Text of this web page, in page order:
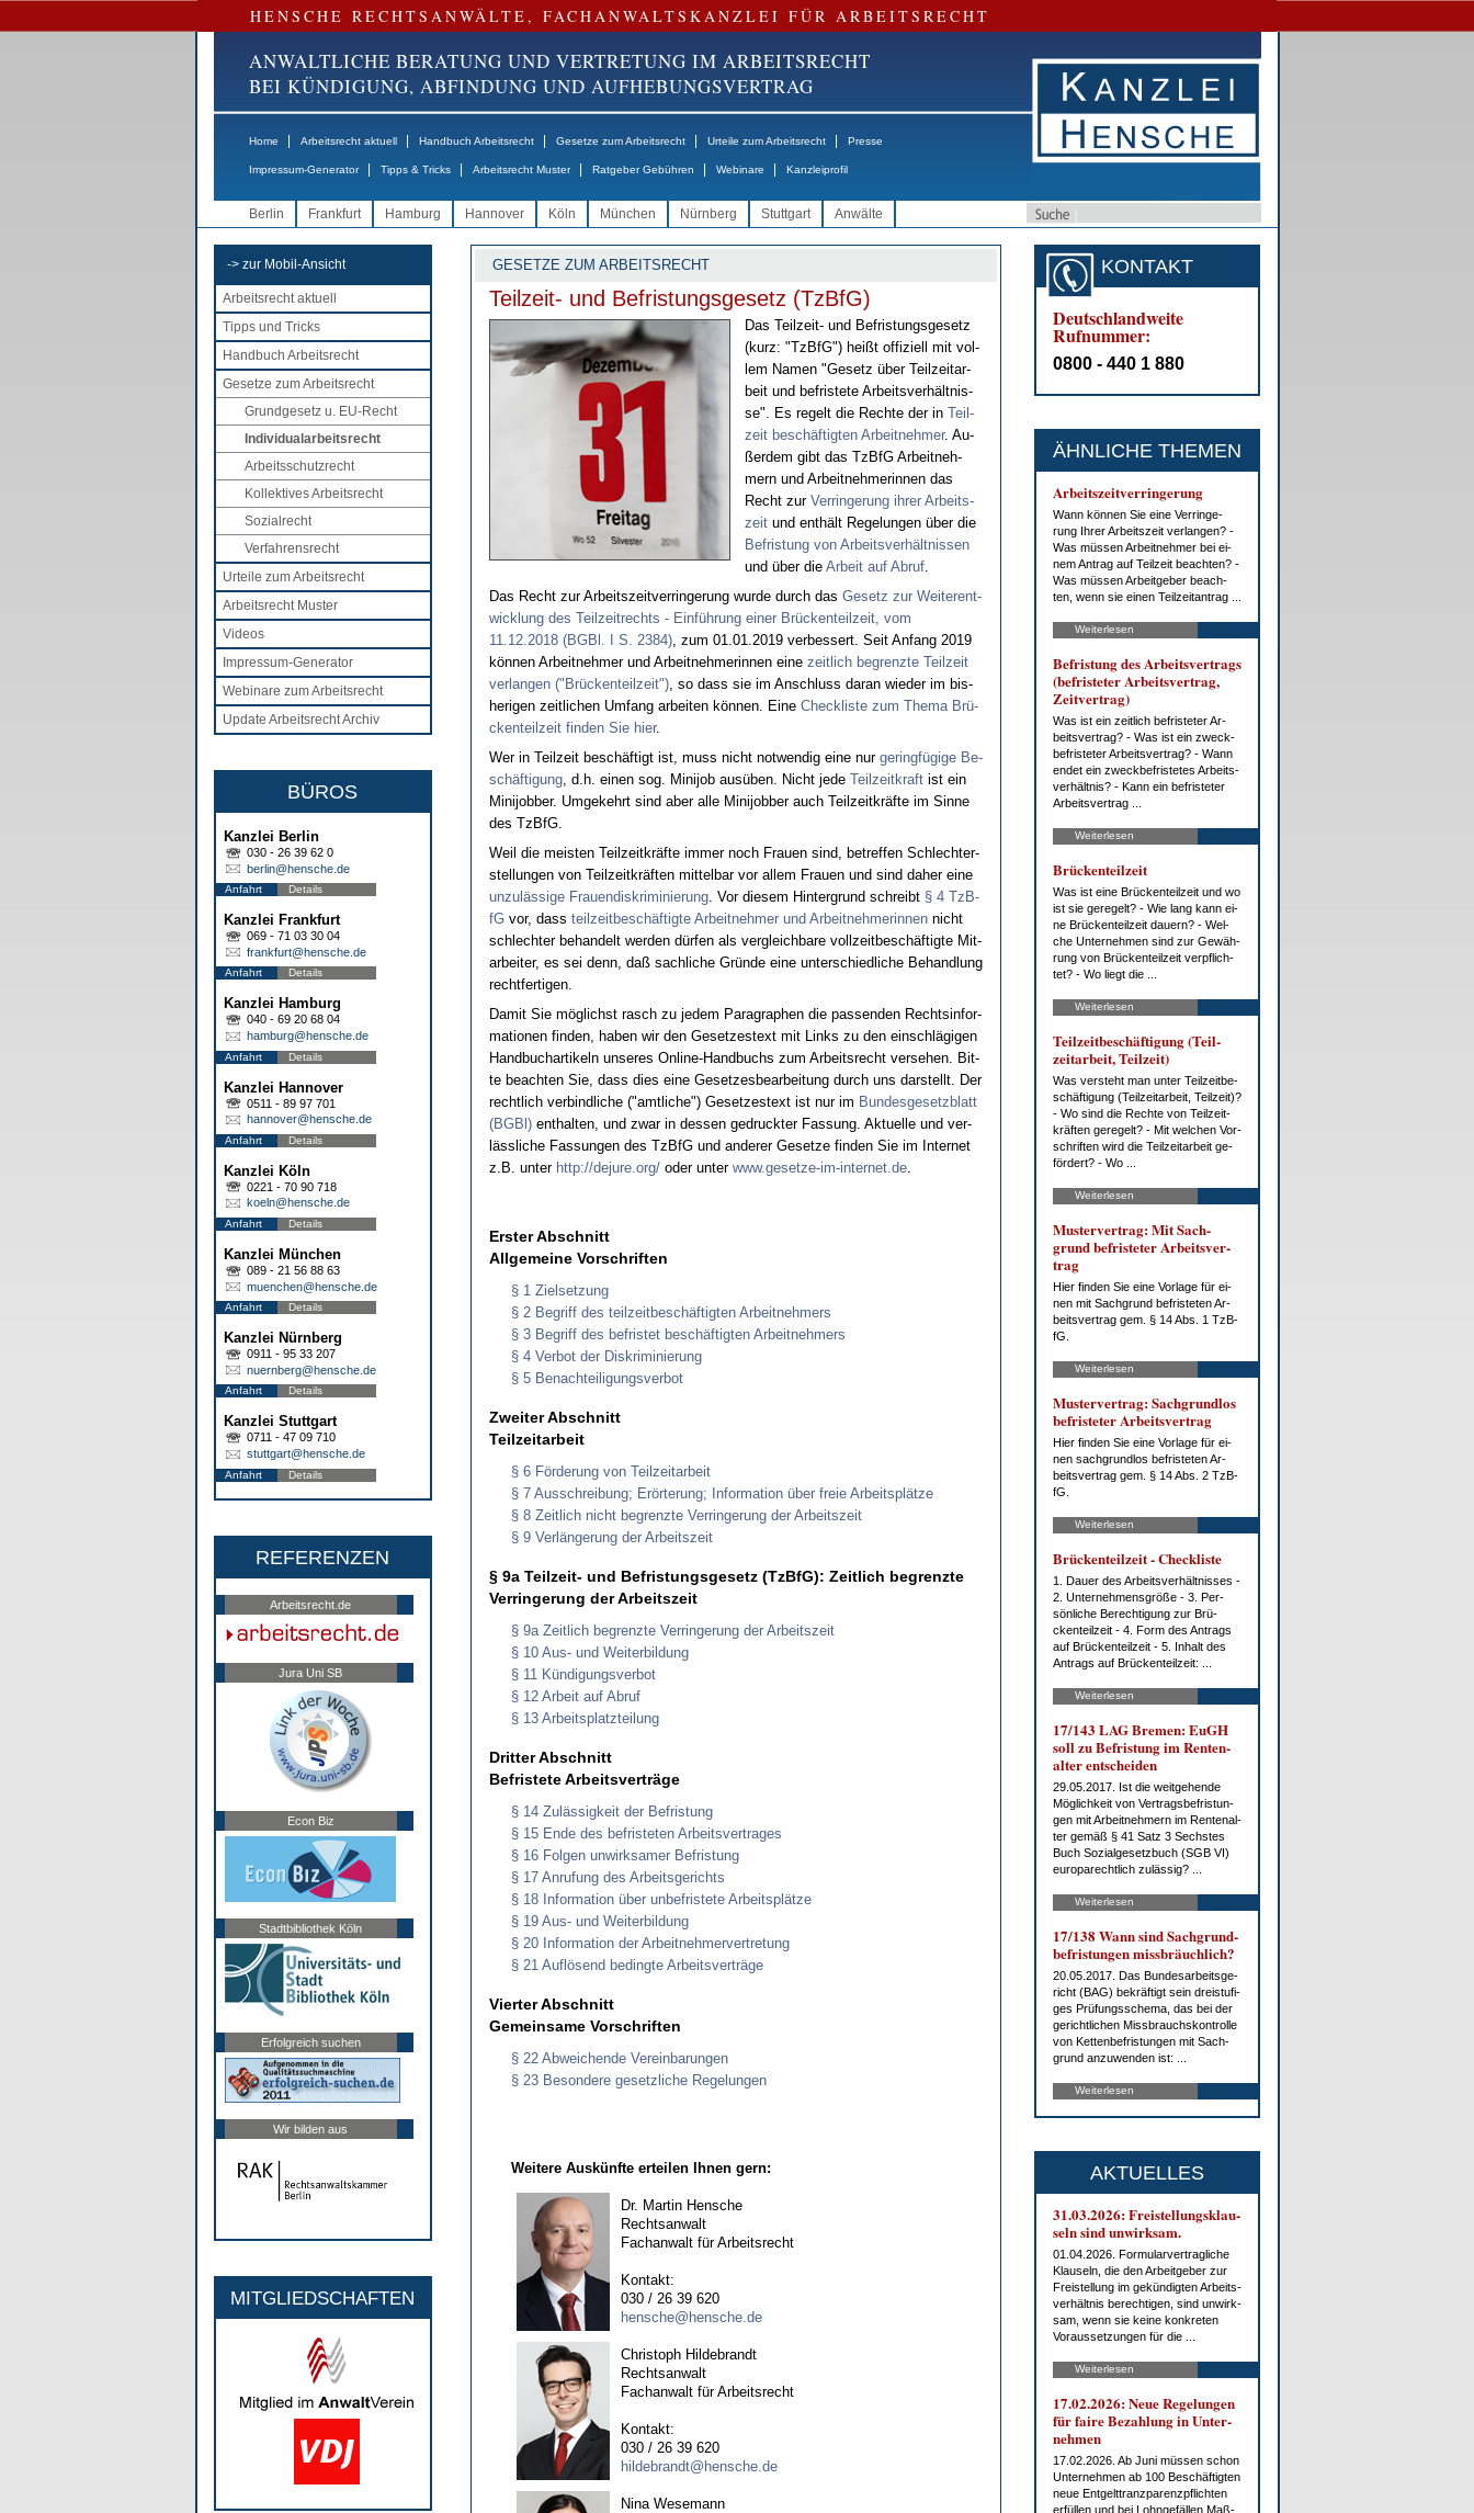
HENSCHE RECHTSANWÄLTE, FACHANWALTSKANZLEI FÜR ARBEITSRECHT
ANWALTLICHE BERATUNG UND VERTRETUNG IM ARBEITSRECHT
BEI KÜNDIGUNG, ABFINDUNG UND AUFHEBUNGSVERTRAG
Home Arbeitsrecht aktuell Handbuch Arbeitsrecht Gesetze zum Arbeitsrecht Urteile zum Arbeitsrecht Presse
Impressum-Generator Tipps & Tricks Arbeitsrecht Muster Ratgeber Gebühren Webinare Kanzleiprofil
Berlin Frankfurt Hamburg Hannover Köln München Nürnberg Stuttgart Anwälte
-> zur Mobil-Ansicht
Arbeitsrecht aktuell
Tipps und Tricks
Handbuch Arbeitsrecht
Gesetze zum Arbeitsrecht
Grundgesetz u. EU-Recht
Individualarbeitsrecht
Arbeitsschutzrecht
Kollektives Arbeitsrecht
Sozialrecht
Verfahrensrecht
Urteile zum Arbeitsrecht
Arbeitsrecht Muster
Videos
Impressum-Generator
Webinare zum Arbeitsrecht
Update Arbeitsrecht Archiv
BÜROS
Kanzlei Berlin
030 - 26 39 62 0
berlin@hensche.de
Anfahrt Details
Kanzlei Frankfurt
069 - 71 03 30 04
frankfurt@hensche.de
Anfahrt Details
Kanzlei Hamburg
040 - 69 20 68 04
hamburg@hensche.de
Anfahrt Details
Kanzlei Hannover
0511 - 89 97 701
hannover@hensche.de
Anfahrt Details
Kanzlei Köln
0221 - 70 90 718
koeln@hensche.de
Anfahrt Details
Kanzlei München
089 - 21 56 88 63
muenchen@hensche.de
Anfahrt Details
Kanzlei Nürnberg
0911 - 95 33 207
nuernberg@hensche.de
Anfahrt Details
Kanzlei Stuttgart
0711 - 47 09 710
stuttgart@hensche.de
Anfahrt Details
REFERENZEN
Arbeitsrecht.de
Jura Uni SB
Econ Biz
Stadtbibliothek Köln
Erfolgreich suchen
Wir bilden aus
MITGLIEDSCHAFTEN
GESETZE ZUM ARBEITSRECHT
Teilzeit- und Befristungsgesetz (TzBfG)
Das Teil­zeit- und Be­fris­tungs­ge­setz
(kurz: "Tz­B­fG") heißt of­fi­zi­ell mit vol­
lem Na­men "Ge­setz über Teil­zeit­ar­
beit und be­fris­te­te Ar­beits­ver­hält­nis­
se". Es re­gelt die Rech­te der in Teil­
zeit be­schäf­tig­ten Ar­beit­neh­mer. Au­
ßer­dem gibt das Tz­B­fG Ar­beit­neh­
mern und Ar­beit­neh­me­rin­nen das
Recht zur Ver­rin­ge­rung ih­rer Ar­beits­
zeitund ent­hält Re­ge­lun­gen über die
Be­fris­tung von Ar­beits­ver­hält­nis­sen
und über die Ar­beit auf Ab­ruf.
Das Recht zur Ar­beits­zeit­ver­rin­ge­rung wur­de durch das Ge­setz zur Wei­ter­ent­
wick­lung des Teil­zeit­rechts - Ein­füh­rung ei­ner Brü­cken­teil­zeit, vom
11.12.2018 (BGBl. I S. 2384), zum 01.01.2019 ver­bes­sert. Seit An­fang 2019
kön­nen Ar­beit­neh­mer und Ar­beit­neh­me­rin­nen ei­ne zeit­lich be­grenz­te Teil­zeit
ver­lan­gen ("Brü­cken­teil­zeit"), so dass sie im An­schluss dar­an wie­der im bis­
he­ri­gen zeit­li­chen Um­fang ar­bei­ten kön­nen. Ei­ne Check­lis­te zum The­ma Brü­
cken­teil­zeit fin­den Sie hier.
Wer in Teil­zeit be­schäf­tigt ist, muss nicht not­wen­dig ei­ne nur ge­ring­fü­gi­ge Be­
schäf­ti­gung, d.h. ei­nen sog. Mi­ni­job aus­üben. Nicht je­de Teil­zeit­kraftist ein
Mi­ni­job­ber. Um­ge­kehrt sind aber al­le Mi­ni­job­ber auch Teil­zeit­kräf­te im Sin­ne
des Tz­B­fG.
Weil die meis­ten Teil­zeit­kräf­te im­mer noch Frau­en sind, be­tref­fen Schlech­ter­
stel­lun­gen von Teil­zeit­kräf­ten mit­tel­bar vor al­lem Frau­en und sind da­her ei­ne
un­zu­läs­si­ge Frau­en­dis­kri­mi­nie­rung. Vor die­sem Hin­ter­grund schreibt § 4 Tz­B­
fGvor, dass teil­zeit­be­schäf­tig­te Ar­beit­neh­mer und Ar­beit­neh­me­rin­nennicht
schlech­ter be­han­delt wer­den dür­fen als ver­gleich­ba­re voll­zeit­be­schäf­tig­te Mit­
ar­bei­ter, es sei denn, daß sach­li­che Grün­de ei­ne un­ter­schied­li­che Be­hand­lung
recht­fer­ti­gen.
Da­mit Sie mög­lichst rasch zu je­dem Pa­ra­gra­phen die pas­sen­den Rechts­in­for­
ma­tio­nen fin­den, ha­ben wir den Ge­set­zes­text mit Links zu den ein­schlä­gi­gen
Hand­buch­ar­ti­keln un­se­res On­line-Hand­buchs zum Ar­beits­recht ver­se­hen. Bit­
te be­ach­ten Sie, dass dies ei­ne Ge­set­zes­be­ar­bei­tung durch uns dar­stellt. Der
recht­lich ver­bind­li­che ("amt­li­che") Ge­set­zes­text ist nur im Bun­des­ge­setz­blatt
(BGBl)ent­hal­ten, und zwar in des­sen ge­druck­ter Fas­sung. Ak­tu­el­le und ver­
läss­li­che Fas­sun­gen des Tz­B­fG und an­de­rer Ge­set­ze fin­den Sie im In­ter­net
z.B. un­ter http://de­ju­re.org/oder un­ter www.ge­set­ze-im-in­ter­net.de.
Erster Abschnitt
Allgemeine Vorschriften
§ 1 Zielsetzung
§ 2 Begriff des teilzeitbeschäftigten Arbeitnehmers
§ 3 Begriff des befristet beschäftigten Arbeitnehmers
§ 4 Verbot der Diskriminierung
§ 5 Benachteiligungsverbot
Zweiter Abschnitt
Teilzeitarbeit
§ 6 Förderung von Teilzeitarbeit
§ 7 Ausschreibung; Erörterung; Information über freie Arbeitsplätze
§ 8 Zeitlich nicht begrenzte Verringerung der Arbeitszeit
§ 9 Verlängerung der Arbeitszeit
§ 9a Teilzeit- und Befristungsgesetz (TzBfG): Zeitlich begrenzte
Verringerung der Arbeitszeit
§ 9a Zeitlich begrenzte Verringerung der Arbeitszeit
§ 10 Aus- und Weiterbildung
§ 11 Kündigungsverbot
§ 12 Arbeit auf Abruf
§ 13 Arbeitsplatzteilung
Dritter Abschnitt
Befristete Arbeitsverträge
§ 14 Zulässigkeit der Befristung
§ 15 Ende des befristeten Arbeitsvertrages
§ 16 Folgen unwirksamer Befristung
§ 17 Anrufung des Arbeitsgerichts
§ 18 Information über unbefristete Arbeitsplätze
§ 19 Aus- und Weiterbildung
§ 20 Information der Arbeitnehmervertretung
§ 21 Auflösend bedingte Arbeitsverträge
Vierter Abschnitt
Gemeinsame Vorschriften
§ 22 Abweichende Vereinbarungen
§ 23 Besondere gesetzliche Regelungen
Weitere Auskünfte erteilen Ihnen gern:
Dr. Martin Hensche
Rechtsanwalt
Fachanwalt für Arbeitsrecht
Kontakt:
030 / 26 39 620
hensche@hensche.de
Christoph Hildebrandt
Rechtsanwalt
Fachanwalt für Arbeitsrecht
Kontakt:
030 / 26 39 620
hildebrandt@hensche.de
Nina Wesemann
KONTAKT
Deutschlandweite
Rufnummer:
0800 - 440 1 880
ÄHNLICHE THEMEN
Ar­beits­zeit­ver­rin­ge­rung
Wann kön­nen Sie ei­ne Ver­rin­ge­
rung Ih­rer Ar­beits­zeit ver­lan­gen? -
Was müs­sen Ar­beit­neh­mer bei ei­
nem An­trag auf Teil­zeit be­ach­ten? -
Was müs­sen Ar­beit­ge­ber be­ach­
ten, wenn sie ei­nen Teil­zeit­an­trag ...
Weiterlesen
Be­fris­tung des Ar­beits­ver­trags
(be­fris­te­ter Ar­beits­ver­trag,
Zeit­ver­trag)
Was ist ein zeit­lich be­fris­te­ter Ar­
beits­ver­trag? - Was ist ein zweck­
be­fris­te­ter Ar­beits­ver­trag? - Wann
en­det ein zweck­be­fris­te­tes Ar­beits­
ver­hält­nis? - Kann ein be­fris­te­ter
Ar­beits­ver­trag ...
Weiterlesen
Brü­cken­teil­zeit
Was ist ei­ne Brü­cken­teil­zeit und wo
ist sie ge­re­gelt? - Wie lang kann ei­
ne Brü­cken­teil­zeit dau­ern? - Wel­
che Un­ter­neh­men sind zur Ge­wäh­
rung von Brü­cken­teil­zeit ver­pflich­
tet? - Wo liegt die ...
Weiterlesen
Teil­zeit­be­schäf­ti­gung (Teil­
zeit­ar­beit, Teil­zeit)
Was ver­steht man un­ter Teil­zeit­be­
schäf­ti­gung (Teil­zeit­ar­beit, Teil­zeit)?
- Wo sind die Rech­te von Teil­zeit­
kräf­ten ge­re­gelt? - Mit wel­chen Vor­
schrif­ten wird die Teil­zeit­ar­beit ge­
för­dert? - Wo ...
Weiterlesen
Mus­ter­ver­trag: Mit Sach­
grund be­fris­te­ter Ar­beits­ver­
trag
Hier fin­den Sie ei­ne Vor­la­ge für ei­
nen mit Sach­grund be­fris­te­ten Ar­
beits­ver­trag gem. § 14 Abs. 1 Tz­B­
fG.
Weiterlesen
Mus­ter­ver­trag: Sach­grund­los
be­fris­te­ter Ar­beits­ver­trag
Hier fin­den Sie ei­ne Vor­la­ge für ei­
nen sach­grund­los be­fris­te­ten Ar­
beits­ver­trag gem. § 14 Abs. 2 Tz­B­
fG.
Weiterlesen
Brü­cken­teil­zeit - Check­lis­te
1. Dau­er des Ar­beits­ver­hält­nis­ses -
2. Un­ter­neh­mens­grö­ße - 3. Per­
sön­li­che Be­rech­ti­gung zur Brü­
cken­teil­zeit - 4. Form des An­trags
auf Brü­cken­teil­zeit - 5. In­halt des
An­trags auf Brü­cken­teil­zeit: ...
Weiterlesen
17/143 LAG Bre­men: EuGH
soll zu Be­fris­tung im Ren­ten­
al­ter ent­schei­den
29.05.2017. Ist die weit­ge­hen­de
Mög­lich­keit von Ver­trags­be­fris­tun­
gen mit Ar­beit­neh­mern im Ren­ten­al­
ter ge­mäß § 41 Satz 3 Sechs­tes
Buch So­zi­al­ge­setz­buch (SGB VI)
eu­ro­pa­recht­lich zu­läs­sig? ...
Weiterlesen
17/138 Wann sind Sach­grund­
be­fris­tun­gen miss­bräuch­lich?
20.05.2017. Das Bun­des­ar­beits­ge­
richt (BAG) be­kräf­tigt sein drei­stu­fi­
ges Prü­fungs­sche­ma, das bei der
ge­richt­li­chen Miss­brauchs­kon­trol­le
von Ket­ten­be­fris­tun­gen mit Sach­
grund an­zu­wen­den ist: ...
Weiterlesen
AKTUELLES
31.03.2026: Frei­stel­lungs­klau­
seln sind un­wirk­sam.
01.04.2026. For­mu­lar­ver­trag­li­che
Klau­seln, die den Ar­beit­ge­ber zur
Frei­stel­lung im ge­kün­dig­ten Ar­beits­
ver­hält­nis be­rech­ti­gen, sind un­wirk­
sam, wenn sie kei­ne kon­kre­ten
Vor­aus­set­zun­gen für die ...
Weiterlesen
17.02.2026: Neue Re­ge­lun­gen
für fai­re Be­zah­lung in Un­ter­
neh­men
17.02.2026. Ab Ju­ni müs­sen schon
Un­ter­neh­men ab 100 Be­schäf­tig­ten
neue Ent­gelt­tranz­pa­renz­pflich­ten
er­fül­len und bei Lohn­ge­fäl­len Maß­